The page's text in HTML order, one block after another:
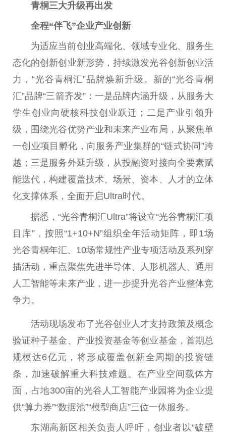
青桐三大升级再出发
全程“伴飞”企业产业创新
为适应当前创业高端化、领域专业化、服务生
态化的创新创业新形势，持续激发光谷创新创业活
力，“光谷青桐汇”品牌焕新升级。新的“光谷青桐
汇”品牌“三箭齐发”：一是品牌内涵升级，从服务大
学生创业向硬核科技创业跃迁；二是产业引领升
级，围绕光谷优势产业和未来产业布局，从聚焦单
一创业项目孵化，向服务产业集群的“链式协同”跨
越；三是服务外延升级，从投融资对接向全要素赋
能迭代，构建覆盖技术、场景、资本、人才的立体
化支撑体系，全面开启Ultra时代。
据悉，“光谷青桐汇Ultra”将设立“光谷青桐汇项
目库”，按照“1+10+N”组织全年活动矩阵，即1场
光谷青桐年汇、10场常规性产业专项活动及系列穿
插活动，重点聚焦先进半导体、人形机器人、通用
人工智能等未来产业，进一步提升光谷产业整体竞
争力。
活动现场发布了光谷创业人才支持政策及概念
验证种子基金 、产业投资基金等创业基金 ，首期总
规模达6亿元，将形成覆盖创新全周期的投资链
条，加速破解重大科技难题。在产业空间载体方
面，占地300亩的光谷人工智能产业园将为企业提
供“算力券”“数据池”“模型商店”三位一体服务。
东湖高新区相关负责人呼吁，创业者以“破壁